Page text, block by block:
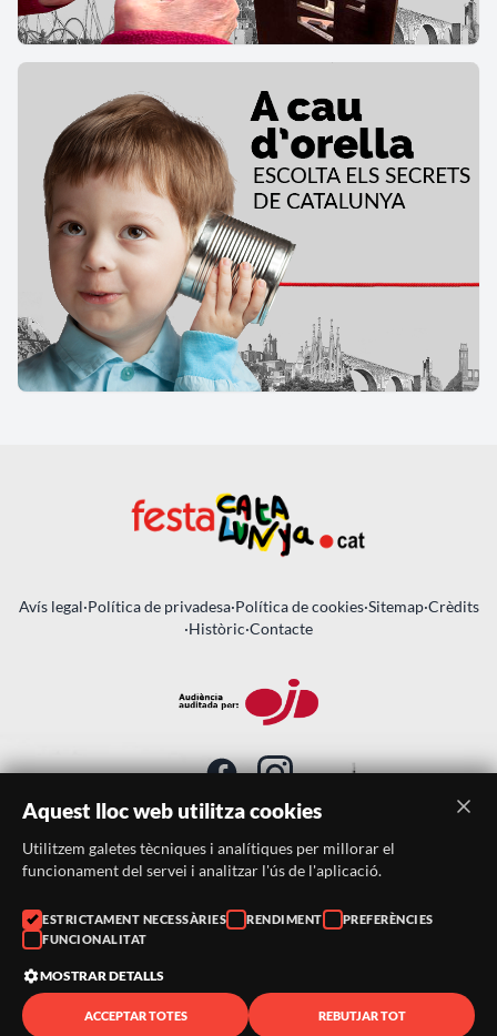
Avís legal·Política de privadesa·Política de cookies·Sitemap·Crèdits
·Històric·Contacte
SUBSCRIU-TE AL BUTLLETÍ
Telèfon:
938046359
Correu:
© 2026 ·FestaCatalunya
— Tots els drets reservats · Web
Aquest lloc web utilitza cookies
Utilitzem galetes tècniques i analítiques per millorar el
funcionament del servei i analitzar l'ús de l'aplicació.
ESTRICTAMENT NECESSÀRIES RENDIMENT
PREFERÈNCIES
FUNCIONALITAT
MOSTRAR DETALLS
ACCEPTAR TOTES REBUTJAR TOT